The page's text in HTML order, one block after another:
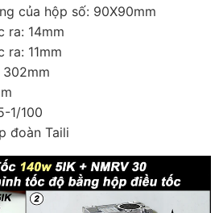
của hộp số: 90X90mm
ra: 14mm
11mm
302mm
1/100
đoàn Taili